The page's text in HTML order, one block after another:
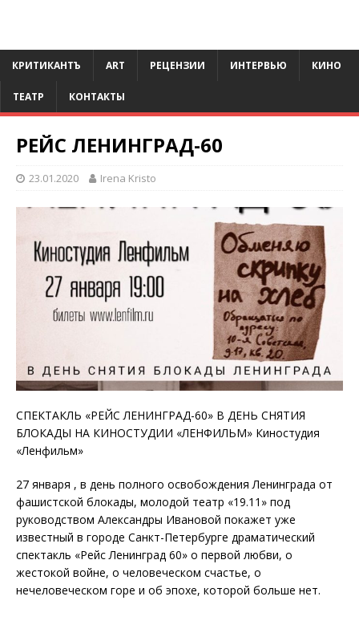
КРИТИКАНТЪ ART РЕЦЕНЗИИ ИНТЕРВЬЮ КИНО
ТЕАТР КОНТАКТЫ
РЕЙС ЛЕНИНГРАД-60
23.01.2020 Irena Kristo
СПЕКТАКЛЬ «РЕЙС ЛЕНИНГРАД-60» В ДЕНЬ СНЯТИЯ
БЛОКАДЫ НА КИНОСТУДИИ «ЛЕНФИЛЬМ» Киностудия
«Ленфильм»
27 января , в день полного освобождения Ленинграда от
фашистской блокады, молодой театр «19.11» под
руководством Александры Ивановой покажет уже
известный в городе Санкт-Петербурге драматический
спектакль «Рейс Ленинград 60» о первой любви, о
жестокой войне, о человеческом счастье, о
нечеловеческом горе и об эпохе, которой больше нет.